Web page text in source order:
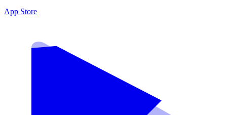
App Store